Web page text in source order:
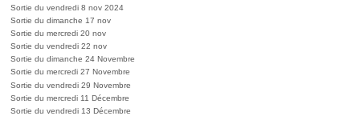
Sortie du vendredi 8 nov 2024
Sortie du dimanche 17 nov
Sortie du mercredi 20 nov
Sortie du vendredi 22 nov
Sortie du dimanche 24 Novembre
Sortie du mercredi 27 Novembre
Sortie du vendredi 29 Novembre
Sortie du mercredi 11 Décembre
Sortie du vendredi 13 Décembre